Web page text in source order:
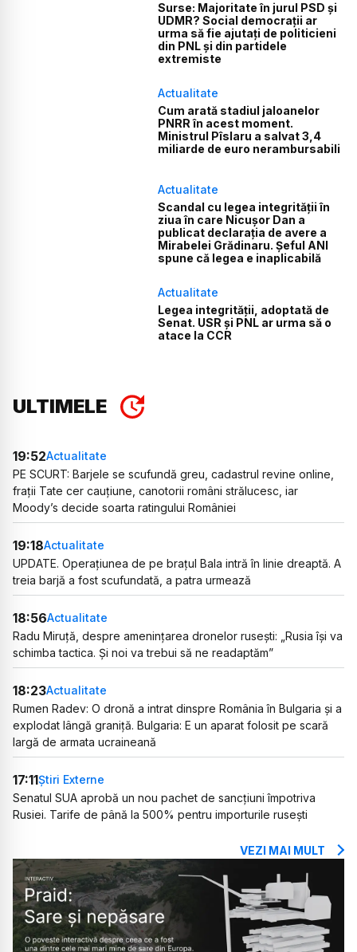
Surse: Majoritate în jurul PSD și
UDMR? Social democrații ar
urma să fie ajutați de politicieni
din PNL și din partidele
extremiste
Actualitate
Cum arată stadiul jaloanelor
PNRR în acest moment.
Ministrul Pîslaru a salvat 3,4
miliarde de euro nerambursabili
Actualitate
Scandal cu legea integrității în
ziua în care Nicușor Dan a
publicat declarația de avere a
Mirabelei Grădinaru. Șeful ANI
spune că legea e inaplicabilă
Actualitate
Legea integrității, adoptată de
Senat. USR și PNL ar urma să o
atace la CCR
ULTIMELE
19:52Actualitate
PE SCURT: Barjele se scufundă greu, cadastrul revine online,
frații Tate cer cauțiune, canotorii români strălucesc, iar
Moody’s decide soarta ratingului României
19:18Actualitate
UPDATE. Operațiunea de pe brațul Bala intră în linie dreaptă. A
treia barjă a fost scufundată, a patra urmează
18:56Actualitate
Radu Miruță, despre amenințarea dronelor rusești: „Rusia își va
schimba tactica. Și noi va trebui să ne readaptăm”
18:23Actualitate
Rumen Radev: O dronă a intrat dinspre România în Bulgaria și a
explodat lângă graniță. Bulgaria: E un aparat folosit pe scară
largă de armata ucraineană
17:11Știri Externe
Senatul SUA aprobă un nou pachet de sancțiuni împotriva
Rusiei. Tarife de până la 500% pentru importurile rusești
VEZI MAI MULT